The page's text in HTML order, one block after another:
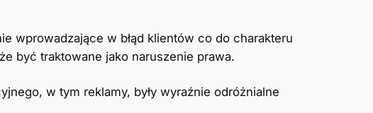
wprowadzające w błąd klientów co do charakteru
być traktowane jako naruszenie prawa.
w tym reklamy, były wyraźnie odróżnialne